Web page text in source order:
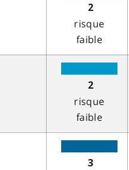
2
risque
faible
2
risque
faible
3